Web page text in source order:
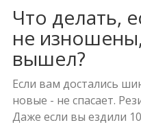
Что делать,
не
вышел?
Если вам достались
новые - не спасает.
Даже если вы ездили